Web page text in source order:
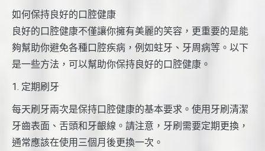
如何保持良好的口腔健康
良好的口腔健康不僅讓你擁有美麗的笑容，更重要的是能
夠幫助你避免各種口腔疾病，例如蛀牙、牙周病等。以下
是一些方法，可以幫助你保持良好的口腔健康。
1. 定期刷牙
每天刷牙兩次是保持口腔健康的基本要求。使用牙刷清潔
牙齒表面、舌頭和牙齦線。請注意，牙刷需要定期更換，
通常應該在使用三個月後更換一次。